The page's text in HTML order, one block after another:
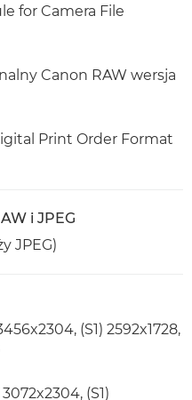
for Camera File
Canon RAW wersja
Print Order Format
i JPEG
JPEG)
(S1) 2592x1728,
(S1)